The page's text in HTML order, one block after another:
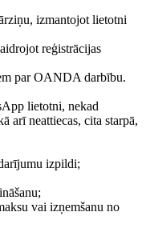
izmantojot lietotni
reģistrācijas
par OANDA darbību.
lietotni, nekad
arī neattiecas, cita starpā,
izpildi;
vai izņemšanu no